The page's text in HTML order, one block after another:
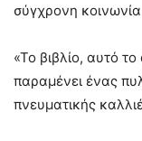
σύγχρονη
«Το βιβλίο, αυτό
παραμένει ένας
πνευματικής